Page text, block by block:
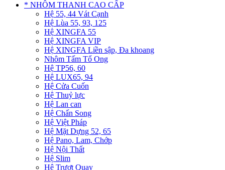
* NHÔM THANH CAO CẤP
Hệ 55, 44 Vát Cạnh
Hệ Lùa 55, 93, 125
Hệ XINGFA 55
Hệ XINGFA VIP
Hệ XINGFA Liền sập, Đa khoang
Nhôm Tấm Tổ Ong
Hệ TP56, 60
Hệ LUX65, 94
Hệ Cửa Cuốn
Hệ Thuỷ lực
Hệ Lan can
Hệ Chấn Song
Hệ Việt Pháp
Hệ Mặt Dựng 52, 65
Hệ Pano, Lam, Chớp
Hệ Nội Thất
Hệ Slim
Hệ Trượt Quay